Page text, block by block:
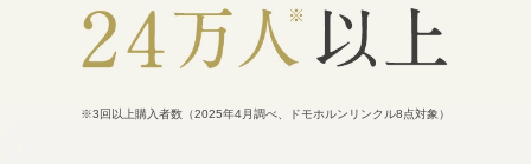
※3回以上購入者数（2025年4月調べ、ドモホルンリンクル8点対象）